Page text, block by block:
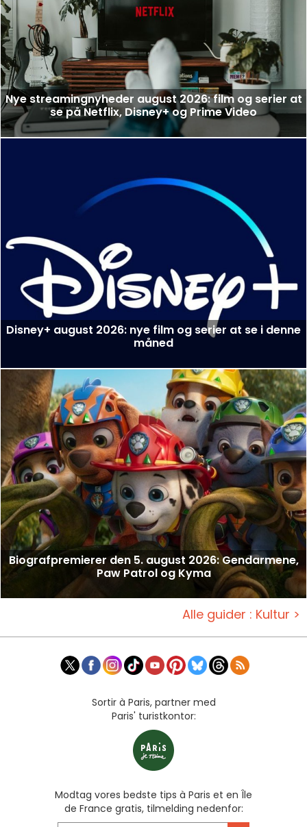
Nye streamingnyheder august 2026: film og serier at
se på Netflix, Disney+ og Prime Video
Disney+ august 2026: nye film og serier at se i denne
måned
Biografpremierer den 5. august 2026: Gendarmene,
Paw Patrol og Kyma
Alle guider : Kultur >
Sortir à Paris, partner med
Paris' turistkontor:
Modtag vores bedste tips à Paris et en Île
de France gratis, tilmelding nedenfor: